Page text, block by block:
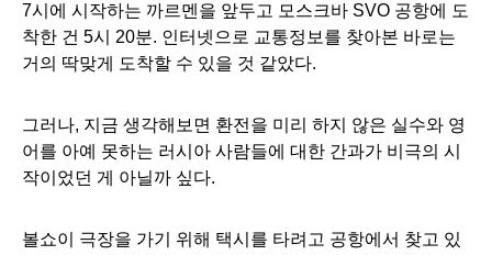
7시에 시작하는 까르멘을 앞두고 모스크바 SVO 공항에 도
착한 건 5시 20분. 인터넷으로 교통정보를 찾아본 바로는
거의 딱맞게 도착할 수 있을 것 같았다.
그러나, 지금 생각해보면 환전을 미리 하지 않은 실수와 영
어를 아예 못하는 러시아 사람들에 대한 간과가 비극의 시
작이었던 게 아닐까 싶다.
볼쇼이 극장을 가기 위해 택시를 타려고 공항에서 찾고 있